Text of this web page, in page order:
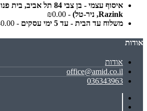
Razink, ניר-טל)
- ₪0.00
משלוח עד הבית - עד 5 ימי עסקים
- ₪40.00
אודות
אודות
office@amid.co.il
036343963